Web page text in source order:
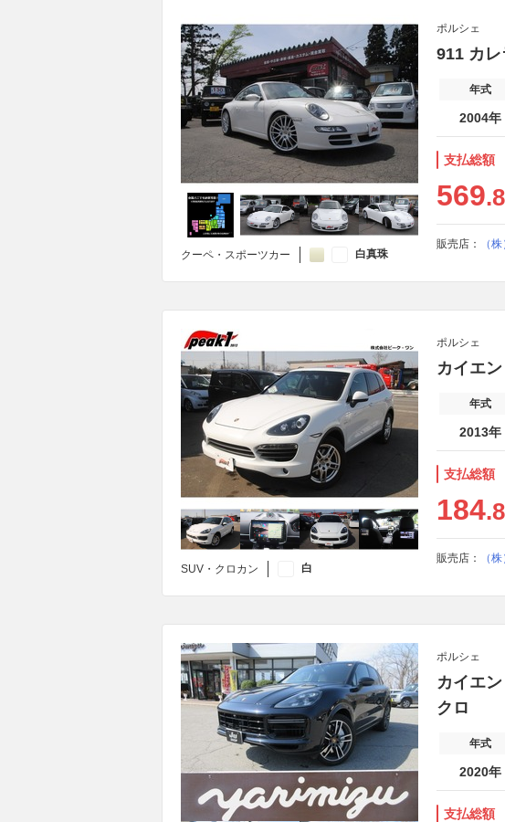
クーペ・スポーツカー 白真珠
ポルシェ
911 カ
年式
2004年
支払総額
569.8
販売店： （
SUV・クロカン 白
ポルシェ
カイエ
年式
2013年
支払総額
184.8
販売店： （
ポルシェ
カイエ
クロ
年式
2020年
支払総額